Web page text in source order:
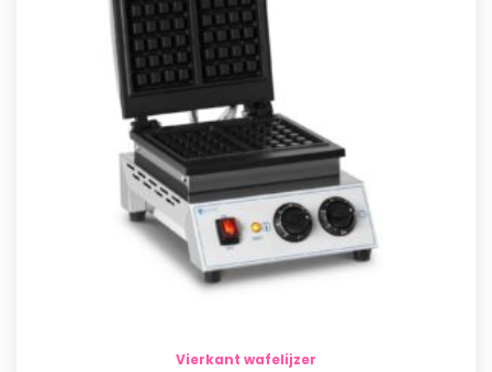
Vierkant wafelijzer